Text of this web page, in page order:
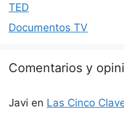
TED
Documentos TV
Comentarios y
Javi en Las Cinco